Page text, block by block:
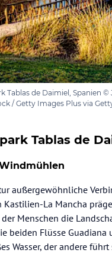
Tablas de Daimiel, Spanien ©
/ Getty Images Plus via
Tablas de
außergewöhnliche
Kastilien-La Mancha
Menschen die
beiden Flüsse Guadiana
Wasser, der andere führt